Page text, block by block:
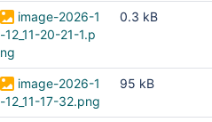
image-2026-1
-12_11-20-21-1.p
ng
0.3 kB
image-2026-1
-12_11-17-32.png
95 kB